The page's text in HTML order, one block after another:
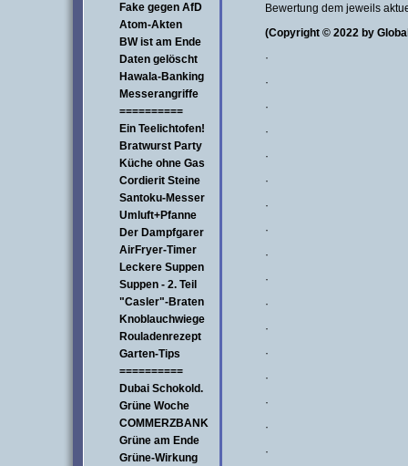
Fake gegen AfD
Atom-Akten
BW ist am Ende
Daten gelöscht
Hawala-Banking
Messerangriffe
==========
Ein Teelichtofen!
Bratwurst Party
Küche ohne Gas
Cordierit Steine
Santoku-Messer
Umluft+Pfanne
Der Dampfgarer
AirFryer-Timer
Leckere Suppen
Suppen - 2. Teil
"Casler"-Braten
Knoblauchwiege
Rouladenrezept
Garten-Tips
==========
Dubai Schokold.
Grüne Woche
COMMERZBANK
Grüne am Ende
Grüne-Wirkung
Bewertung dem jeweils
(Copyright © 2022 by
·
·
·
·
·
·
·
·
·
·
·
·
·
·
·
·
·